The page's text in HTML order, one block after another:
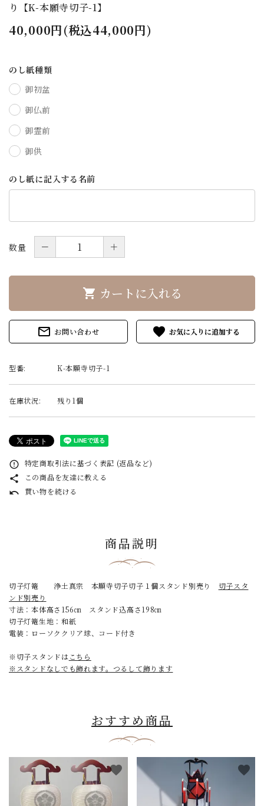
り【K-本願寺切子-1】
40,000円(税込44,000円)
のし紙種類
御初盆
御仏前
御霊前
御供
のし紙に記入する名前
数量 － ＋
shopping_cart カートに入れる
mail_outline お問い合わせ favorite
型番: K-本願寺切子-1
在庫状況: 残り1個
error_outline 特定商取引法に基づく表記 (返品など)
share この商品を友達に教える
undo 買い物を続ける
商品説明
切子灯篭 浄土真宗 本願寺切子切子１個スタンド別売り 切子スタ
ンド別売り
寸法：本体高さ156㎝ スタンド込高さ198㎝
切子灯篭生地：和紙
電装：ローソククリア球、コード付き
※切子スタンドはこちら
※スタンドなしでも飾れます。つるして飾ります
おすすめ商品
favorite favorite